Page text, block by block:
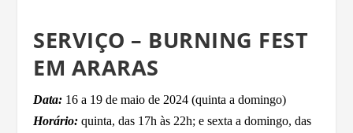
SERVIÇO – BURNING FEST
EM ARARAS
Data: 16 a 19 de maio de 2024 (quinta a domingo)
Horário:quinta, das 17h às 22h; e sexta a domingo, das